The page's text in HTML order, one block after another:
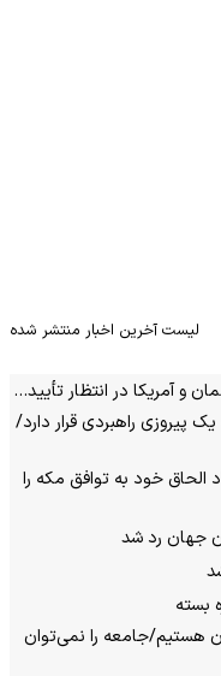
لیست آخرین اخبار منتشر شده
و آمریکا در انتظار تأیید…
پیروزی راهبردی قرار دارد/
خود به توافق مکه را
جهان رد شد
بسته
هستیم/جامعه را نمی‌توان